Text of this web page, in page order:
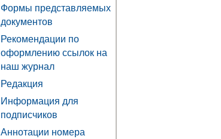
Формы представляемых
документов
Рекомендации по
оформлению ссылок на
наш журнал
Редакция
Информация для
подписчиков
Аннотации номера